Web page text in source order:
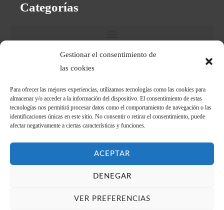
Gestionar el consentimiento de
las cookies
Para ofrecer las mejores experiencias, utilizamos tecnologías como las cookies para
almacenar y/o acceder a la información del dispositivo. El consentimiento de estas
tecnologías nos permitirá procesar datos como el comportamiento de navegación o las
identificaciones únicas en este sitio. No consentir o retirar el consentimiento, puede
afectar negativamente a ciertas características y funciones.
ACEPTAR
DENEGAR
VER PREFERENCIAS
Categorías
Textos Legales
Digital por los fondos Next Generation (EU) del
mecanismo de recuperación y resiliencia